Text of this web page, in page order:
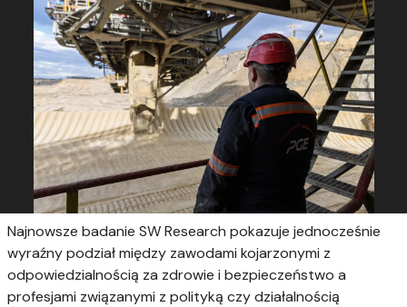
Najnowsze badanie SW Research pokazuje jednocześnie
wyraźny podział między zawodami kojarzonymi z
odpowiedzialnością za zdrowie i bezpieczeństwo a
profesjami związanymi z polityką czy działalnością